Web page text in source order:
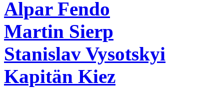
Alpar Fendo
Martin Sierp
Stanislav Vysotskyi
Kapitän Kiez